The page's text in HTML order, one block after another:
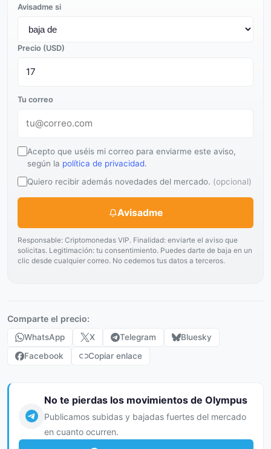
Avisadme si
Precio (USD)
Tu correo
Acepto que uséis mi correo para enviarme este aviso,
según la política de privacidad.
Quiero recibir además novedades del mercado. (opcional)
Avisadme
Responsable: Criptomonedas VIP. Finalidad: enviarte el aviso que
solicitas. Legitimación: tu consentimiento. Puedes darte de baja en un
clic desde cualquier correo. No cedemos tus datos a terceros.
Comparte el precio:
WhatsApp X Telegram
Bluesky
Facebook
Copiar enlace
No te pierdas los movimientos de Olympus
Publicamos subidas y bajadas fuertes del mercado
en cuanto ocurren.